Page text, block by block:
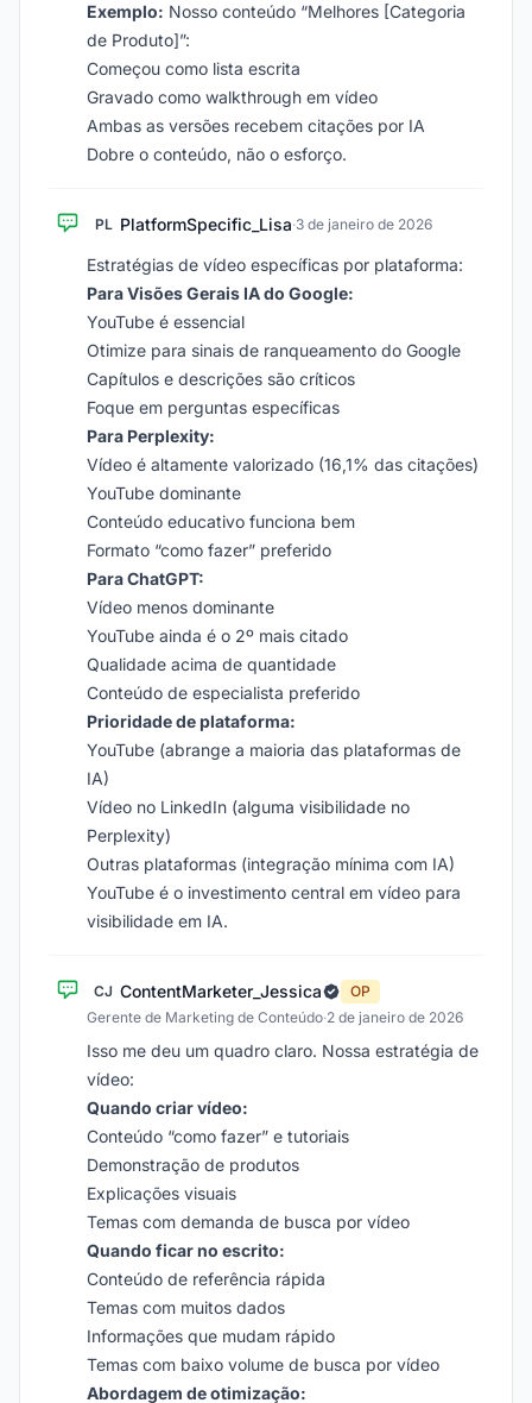
Exemplo: Nosso conteúdo “Melhores [Categoria
de Produto]”:
Começou como lista escrita
Gravado como walkthrough em vídeo
Ambas as versões recebem citações por IA
Dobre o conteúdo, não o esforço.
PL PlatformSpecific_Lisa·3 de janeiro de 2026
Estratégias de vídeo específicas por plataforma:
Para Visões Gerais IA do Google:
YouTube é essencial
Otimize para sinais de ranqueamento do Google
Capítulos e descrições são críticos
Foque em perguntas específicas
Para Perplexity:
Vídeo é altamente valorizado (16,1% das citações)
YouTube dominante
Conteúdo educativo funciona bem
Formato “como fazer” preferido
Para ChatGPT:
Vídeo menos dominante
YouTube ainda é o 2º mais citado
Qualidade acima de quantidade
Conteúdo de especialista preferido
Prioridade de plataforma:
YouTube (abrange a maioria das plataformas de
IA)
Vídeo no LinkedIn (alguma visibilidade no
Perplexity)
Outras plataformas (integração mínima com IA)
YouTube é o investimento central em vídeo para
visibilidade em IA.
CJ ContentMarketer_Jessica
OP
Gerente de Marketing de Conteúdo·2 de janeiro de 2026
Isso me deu um quadro claro. Nossa estratégia de
vídeo:
Quando criar vídeo:
Conteúdo “como fazer” e tutoriais
Demonstração de produtos
Explicações visuais
Temas com demanda de busca por vídeo
Quando ficar no escrito:
Conteúdo de referência rápida
Temas com muitos dados
Informações que mudam rápido
Temas com baixo volume de busca por vídeo
Abordagem de otimização: